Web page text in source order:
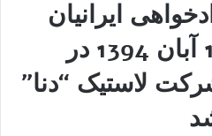
ایرانیان
در روز دوشنبه 11 آبان 1394 در
لاستیک “دنا”